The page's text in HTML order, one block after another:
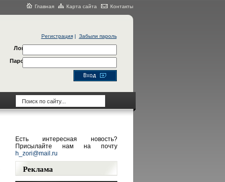
Главная Карта сайта Контакты
Регистрация| Забыли пароль
Логин
Пароль
Есть интересная новость?
Присылайте нам на почту
h_zori@mail.ru
Реклама